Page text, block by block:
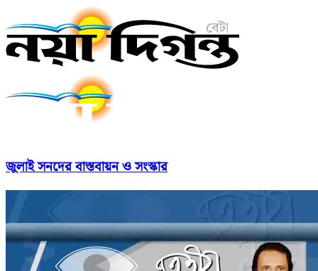
জুলাই সনদের বাস্তবায়ন ও সংস্কার